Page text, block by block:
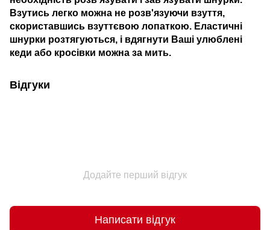
Взутись легко можна не розв'язуючи взуття,
скориставшись взуттєвою лопаткою. Еластичні
шнурки розтягуються, і вдягнути Ваші улюблені
кеди або кросівки можна за мить.
Відгуки
Додайте перший відгук
Написати відгук